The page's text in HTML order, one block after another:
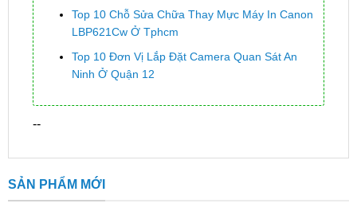
Top 10 Chỗ Sửa Chữa Thay Mực Máy In Canon
LBP621Cw Ở Tphcm
Top 10 Đơn Vị Lắp Đặt Camera Quan Sát An
Ninh Ở Quận 12
--
SẢN PHẨM MỚI